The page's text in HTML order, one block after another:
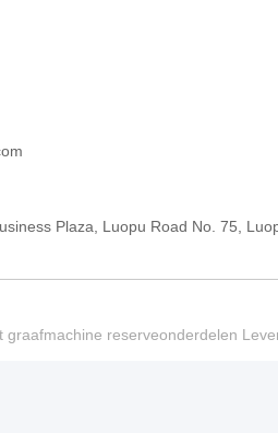
Plaza, Luopu Road No. 75,
graafmachine reserveonderdelen